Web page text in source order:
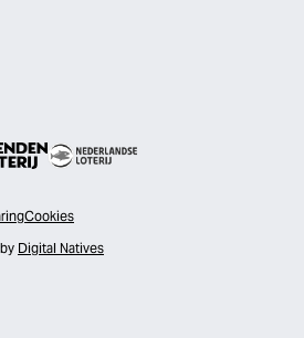
Cookies
Digital Natives